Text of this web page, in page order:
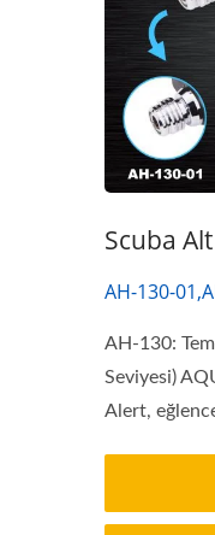
Scuba Alt
AH-130-
AH-130:
Seviyesi)
Alert,